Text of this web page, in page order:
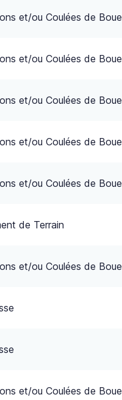
et/ou Coulées de Boue
et/ou Coulées de Boue
et/ou Coulées de Boue
et/ou Coulées de Boue
et/ou Coulées de Boue
de Terrain
et/ou Coulées de Boue
et/ou Coulées de Boue